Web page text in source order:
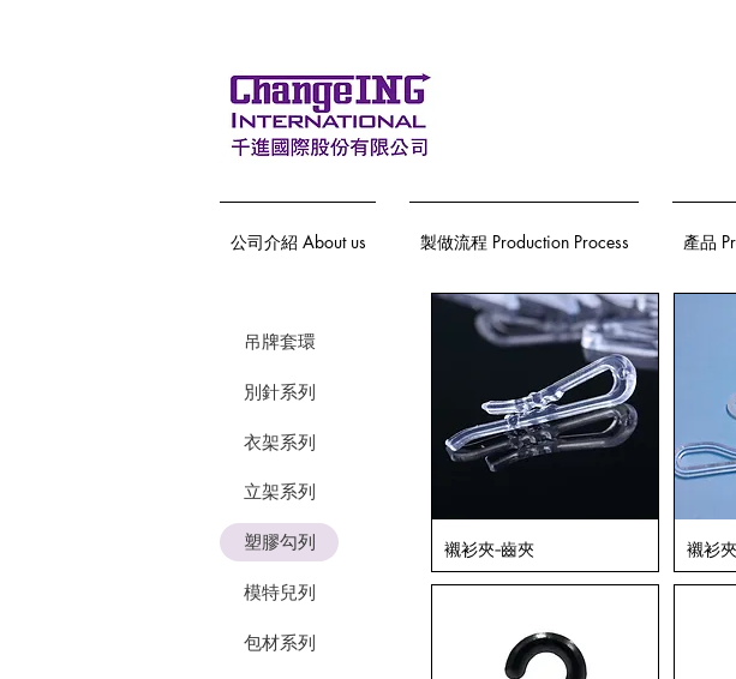
公司介紹 About us 製做流程 Production Process 產品
吊牌套環
別針系列
衣架系列
立架系列
塑膠勾列
模特兒列
包材系列
襯衫夾-齒夾 襯衫